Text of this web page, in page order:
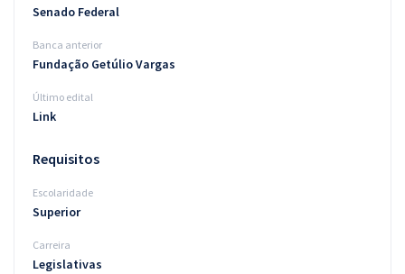
Senado Federal
Banca anterior
Fundação Getúlio Vargas
Último edital
Link
Requisitos
Escolaridade
Superior
Carreira
Legislativas